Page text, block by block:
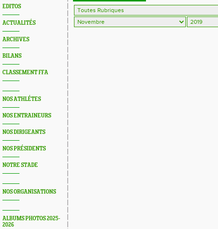
EDITOS
ACTUALITÉS
ARCHIVES
BILANS
CLASSEMENT FFA
NOS ATHLÉTES
NOS ENTRAINEURS
NOS DIRIGEANTS
NOS PRÉSIDENTS
NOTRE STADE
NOS ORGANISATIONS
ALBUMS PHOTOS 2025-
2026